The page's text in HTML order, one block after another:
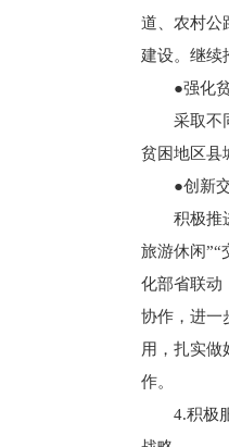
道、农村公
建设。继续
●强化
采取不
贫困地区县
●创新
积极推
旅游休闲”“
化部省联动
协作，进一
用，扎实做
作。
4.积极